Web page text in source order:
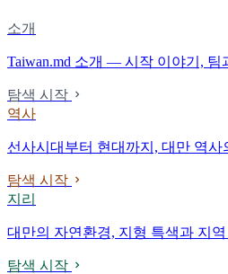
소개
Taiwan.md 소개 — 시작 이야기, 팀
탐색 시작
역사
선사시대부터 현대까지, 대만 역사
탐색 시작
지리
대만의 자연환경, 지형 특색과 지
탐색 시작